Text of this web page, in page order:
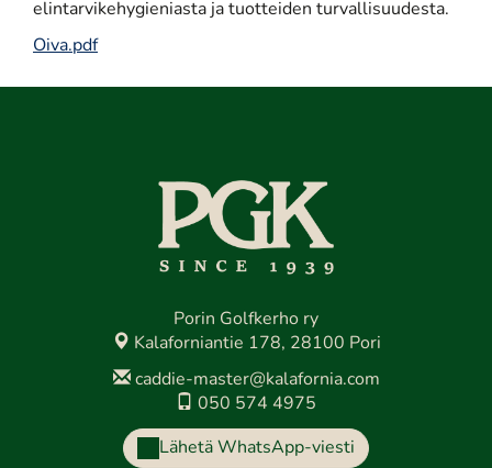
elintarvikehygieniasta ja tuotteiden turvallisuudesta.
Oiva.pdf
Porin Golfkerho ry
Kalaforniantie 178, 28100 Pori
caddie-master@kalafornia.com
050 574 4975
Lähetä WhatsApp-viesti